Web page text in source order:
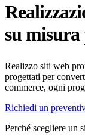
su
Realizzo siti web
progettati per
commerce, ogni
Richiedi un
Perché scegliere un